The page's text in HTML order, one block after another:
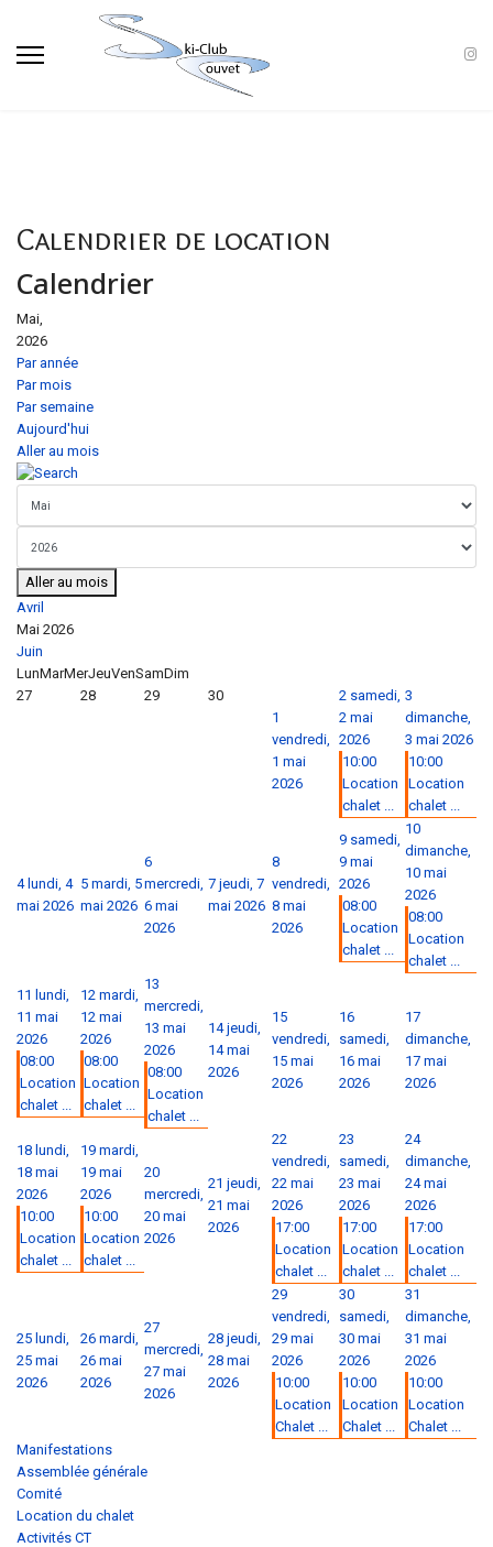
Calendrier de location
Calendrier
Mai,
2026
Par année
Par mois
Par semaine
Aujourd'hui
Aller au mois
Aller au mois
Avril
Mai 2026
Juin
LunMarMerJeuVenSamDim
27
28 29
30
1
vendredi,
1 mai
2026
2 samedi,
2 mai
2026
10:00
Location
chalet ...
3
dimanche,
3 mai 2026
10:00
Location
chalet ...
4 lundi, 4
mai 2026
5 mardi, 5
mai 2026
6
mercredi,
6 mai
2026
7 jeudi, 7
mai 2026
8
vendredi,
8 mai
2026
9 samedi,
9 mai
2026
08:00
Location
chalet ...
10
dimanche,
10 mai
2026
08:00
Location
chalet ...
11 lundi,
11 mai
2026
08:00
Location
chalet ...
12 mardi,
12 mai
2026
08:00
Location
chalet ...
13
mercredi,
13 mai
2026
08:00
Location
chalet ...
14 jeudi,
14 mai
2026
15
vendredi,
15 mai
2026
16
samedi,
16 mai
2026
17
dimanche,
17 mai
2026
18 lundi,
18 mai
2026
10:00
Location
chalet ...
19 mardi,
19 mai
2026
10:00
Location
chalet ...
20
mercredi,
20 mai
2026
21 jeudi,
21 mai
2026
22
vendredi,
22 mai
2026
17:00
Location
chalet ...
23
samedi,
23 mai
2026
17:00
Location
chalet ...
24
dimanche,
24 mai
2026
17:00
Location
chalet ...
25 lundi,
25 mai
2026
26 mardi,
26 mai
2026
27
mercredi,
27 mai
2026
28 jeudi,
28 mai
2026
29
vendredi,
29 mai
2026
10:00
Location
Chalet ...
30
samedi,
30 mai
2026
10:00
Location
Chalet ...
31
dimanche,
31 mai
2026
10:00
Location
Chalet ...
Manifestations
Assemblée générale
Comité
Location du chalet
Activités CT